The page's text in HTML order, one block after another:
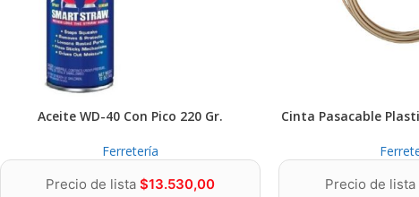
Aceite WD-40 Con Pico 220 Gr.
Ferretería
Precio de lista $13.530,00
Cinta Pasacable
Precio de lista